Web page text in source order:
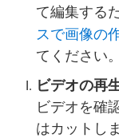
て編集する
スで画像の
てください。
ビデオの再
ビデオを確
はカットし